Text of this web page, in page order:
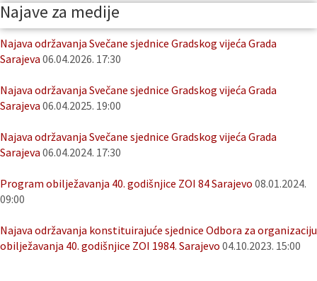
Najave za medije
Najava održavanja Svečane sjednice Gradskog vijeća Grada
Sarajeva 06.04.2026. 17:30
Najava održavanja Svečane sjednice Gradskog vijeća Grada
Sarajeva 06.04.2025. 19:00
Najava održavanja Svečane sjednice Gradskog vijeća Grada
Sarajeva 06.04.2024. 17:30
Program obilježavanja 40. godišnjice ZOI 84 Sarajevo 08.01.2024.
09:00
Najava održavanja konstituirajuće sjednice Odbora za organizaciju
obilježavanja 40. godišnjice ZOI 1984. Sarajevo 04.10.2023. 15:00